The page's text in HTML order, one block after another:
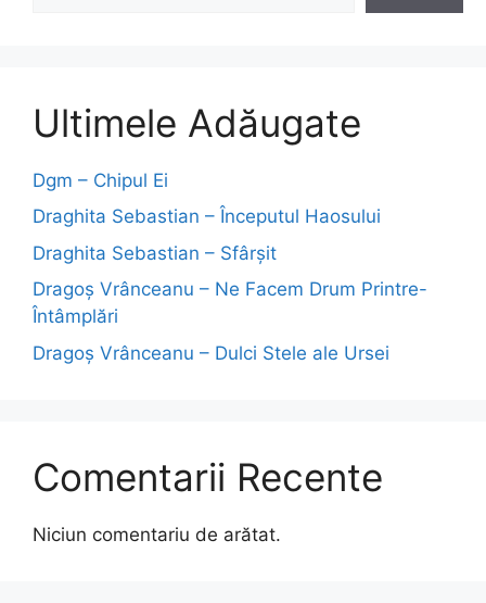
Ultimele Adăugate
Dgm – Chipul Ei
Draghita Sebastian – Începutul Haosului
Draghita Sebastian – Sfârșit
Dragoş Vrânceanu – Ne Facem Drum Printre-
Întâmplări
Dragoş Vrânceanu – Dulci Stele ale Ursei
Comentarii Recente
Niciun comentariu de arătat.